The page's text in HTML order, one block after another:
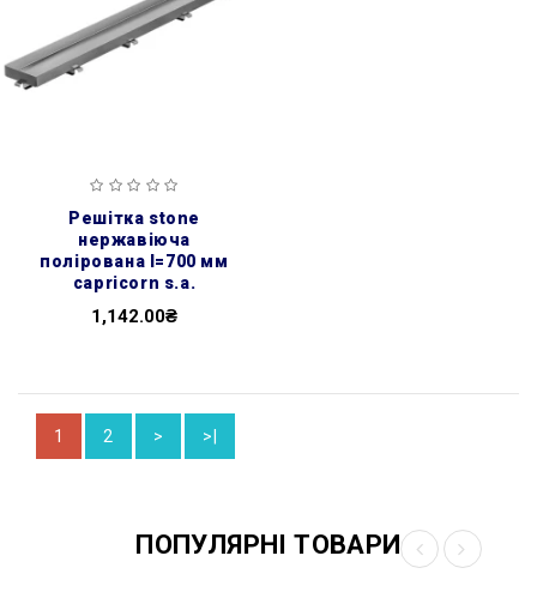
решітка stone
нержавіюча
полірована l=700 мм
capricorn s.a.
1,142.00₴
1 2 > >|
ПОПУЛЯРНІ ТОВАРИ